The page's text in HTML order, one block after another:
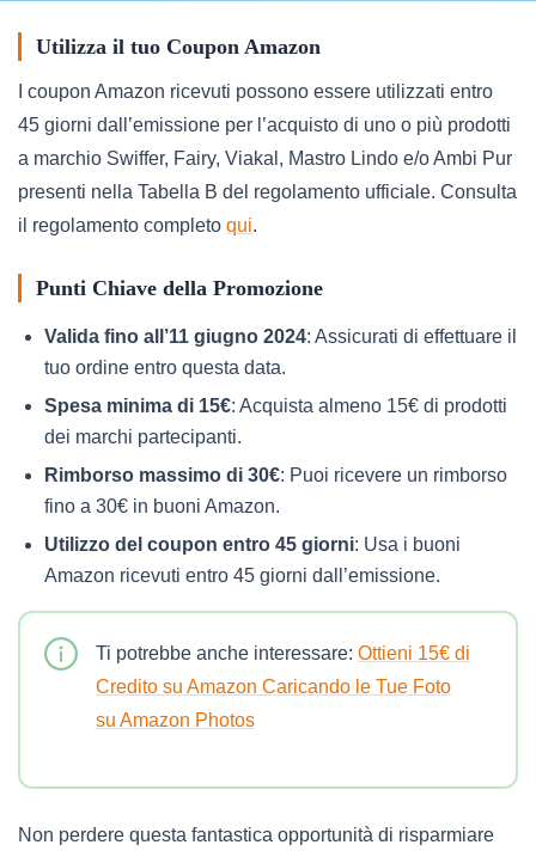
Utilizza il tuo Coupon Amazon
I coupon Amazon ricevuti possono essere utilizzati entro
45 giorni dall’emissione per l’acquisto di uno o più prodotti
a marchio Swiffer, Fairy, Viakal, Mastro Lindo e/o Ambi Pur
presenti nella Tabella B del regolamento ufficiale. Consulta
il regolamento completo qui.
Punti Chiave della Promozione
Valida fino all’11 giugno 2024: Assicurati di effettuare il
tuo ordine entro questa data.
Spesa minima di 15€: Acquista almeno 15€ di prodotti
dei marchi partecipanti.
Rimborso massimo di 30€: Puoi ricevere un rimborso
fino a 30€ in buoni Amazon.
Utilizzo del coupon entro 45 giorni: Usa i buoni
Amazon ricevuti entro 45 giorni dall’emissione.
Ti potrebbe anche interessare: Ottieni 15€ di
Credito su Amazon Caricando le Tue Foto
su Amazon Photos
Non perdere questa fantastica opportunità di risparmiare